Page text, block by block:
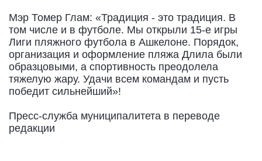
Мэр Томер Глам: «Традиция - это традиция. В
том числе и в футболе. Мы открыли 15-е игры
Лиги пляжного футбола в Ашкелоне. Порядок,
организация и оформление пляжа Длила были
образцовыми, а спортивность преодолела
тяжелую жару. Удачи всем командам и пусть
победит сильнейший»!
Пресс-служба муниципалитета в переводе
редакции